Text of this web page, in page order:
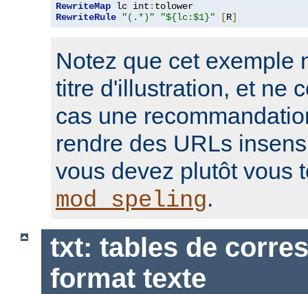
RewriteMap lc int :
RewriteRule
"(.*)" "${lc:$1}" [R]
Notez que cet exemple
titre d'illustration, et ne
cas une
rendre des URLs
vous devez plutôt vous
mod_speling.
txt: tables de
format texte